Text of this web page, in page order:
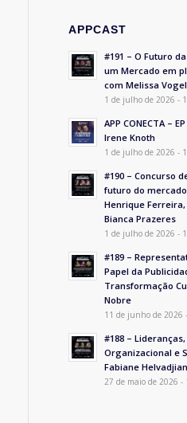
APPCAST
#191 – O Futuro
um Mercado em
com Melissa Vogel
1 de julho de 2026 -
APP CONECTA –
Irene Knoth
1 de julho de 2026 -
#190 – Concurso
futuro do
Henrique
Bianca Prazeres
1 de julho de 2026 -
#189 –
Papel da
Transformação
Nobre
11 de junho de 2026
#188 –
Organizacional e
Fabiane Helvadjian
27 de maio de 2026 -